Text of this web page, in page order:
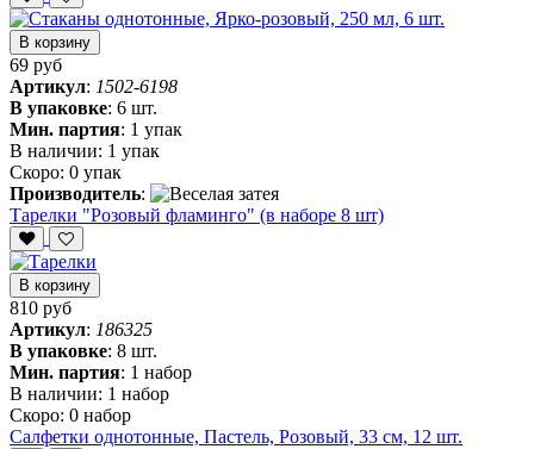
В корзину
69 руб
Артикул: 1502-6198
В упаковке: 6 шт.
Мин. партия: 1 упак
В наличии: 1 упак
Скоро: 0 упак
Производитель:
Тарелки "Розовый фламинго" (в наборе 8 шт)
В корзину
810 руб
Артикул: 186325
В упаковке: 8 шт.
Мин. партия: 1 набор
В наличии: 1 набор
Скоро: 0 набор
Салфетки однотонные, Пастель, Розовый, 33 см, 12 шт.